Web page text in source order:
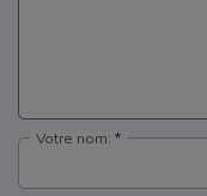
Votre nom: